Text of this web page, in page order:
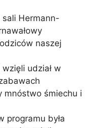
sali Hermann-
naszej
udział w
mnóstwo śmiechu i
programu była